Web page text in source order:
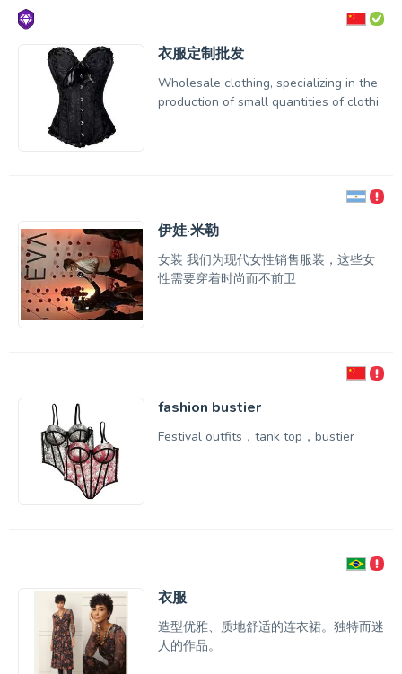
衣服定制批发
Wholesale clothing, specializing in the
production of small quantities of clothi
伊娃·米勒
女装 我们为现代女性销售服装，这些女
性需要穿着时尚而不前卫
fashion bustier
Festival outfits，tank top，bustier
衣服
造型优雅、质地舒适的连衣裙。独特而迷
人的作品。